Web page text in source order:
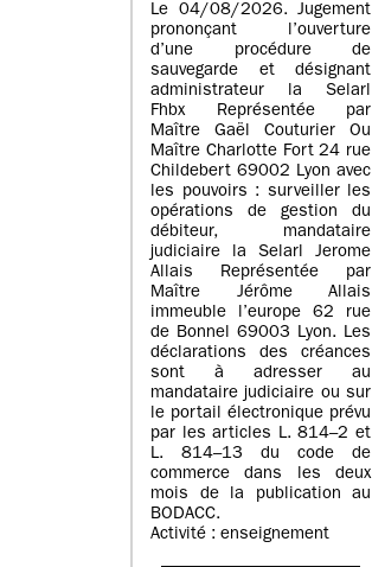
Le 04/08/2026. Jugement
prononçant l’ouverture
d’une procédure de
sauvegarde et désignant
administrateur la Selarl
Fhbx Représentée par
Maître Gaël Couturier Ou
Maître Charlotte Fort 24 rue
Childebert 69002 Lyon avec
les pouvoirs : surveiller les
opérations de gestion du
débiteur, mandataire
judiciaire la Selarl Jerome
Allais Représentée par
Maître Jérôme Allais
immeuble l’europe 62 rue
de Bonnel 69003 Lyon. Les
déclarations des créances
sont à adresser au
mandataire judiciaire ou sur
le portail électronique prévu
par les articles L. 814–2 et
L. 814–13 du code de
commerce dans les deux
mois de la publication au
BODACC.
Activité : enseignement